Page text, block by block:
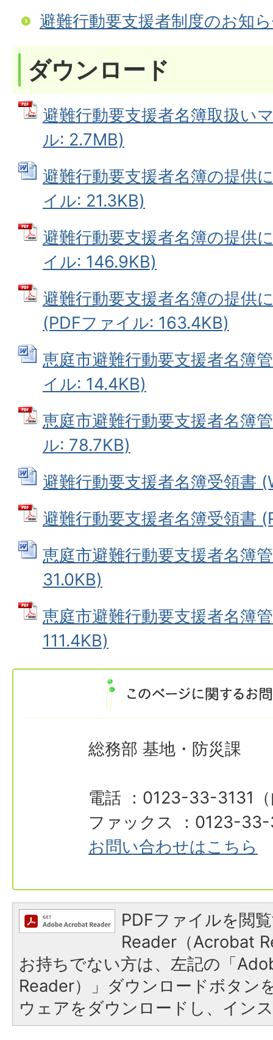
避難行動要支援者制度のお知
ダウンロード
避難行動要支援者名簿取扱い
ル: 2.7MB)
避難行動要支援者名簿の提供
イル: 21.3KB)
避難行動要支援者名簿の提供
イル: 146.9KB)
避難行動要支援者名簿の提供
(PDFファイル: 163.4KB)
恵庭市避難行動要支援者名簿
イル: 14.4KB)
恵庭市避難行動要支援者名簿
ル: 78.7KB)
避難行動要支援者名簿受領書
避難行動要支援者名簿受領書
恵庭市避難行動要支援者名簿
31.0KB)
恵庭市避難行動要支援者名簿
111.4KB)
総務部 基地・防災課
電話 ：0123-33-3131
ファックス ：0123-
お問い合わせはこちら
PDFファイルを閲
Reader（Acrobat
お持ちでない方は、左記の「
Reader）」ダウンロードボタン
ウェアをダウンロードし、イン